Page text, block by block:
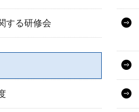
する研修会